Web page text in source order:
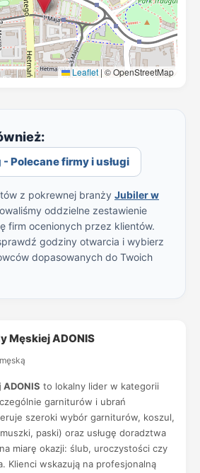
Leaflet |© OpenStreetMap
Polecane firmy i usługi
z pokrewnej branży Jubiler w
oddzielne zestawienie
firm ocenionych przez klientów.
godziny otwarcia i wybierz
dopasowanych do Twoich
Męskiej ADONIS
to lokalny lider w kategorii
garniturów i ubrań
szeroki wybór garniturów, koszul,
paski) oraz usługę doradztwa
miarę okazji: ślub, uroczystości czy
Klienci wskazują na profesjonalną